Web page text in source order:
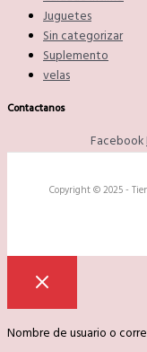
Juguetes
Sin categorizar
Suplemento
velas
Contactanos
Facebook
Copyright © 2025 -
Nombre de usuario o